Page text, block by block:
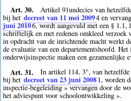
Art. 30.
Artikel 91undecies van
bij het decreet van 11 mei 20094 en
juni 20106, wordt aangevuld met een §
schriftelijk en met redenen omkleed
in opdracht van de inrichtende macht werkt
de evaluatie van een departementshoofd.
onderwijsinspectie maken een gezamenlijke
Art. 31.
In artikel 114, 3°, van
bij het decreet van 23 juni 2008 1, worden
inspectie-begeleiding » vervangen door de
het adviespunt voor schoolontwikkeling ».